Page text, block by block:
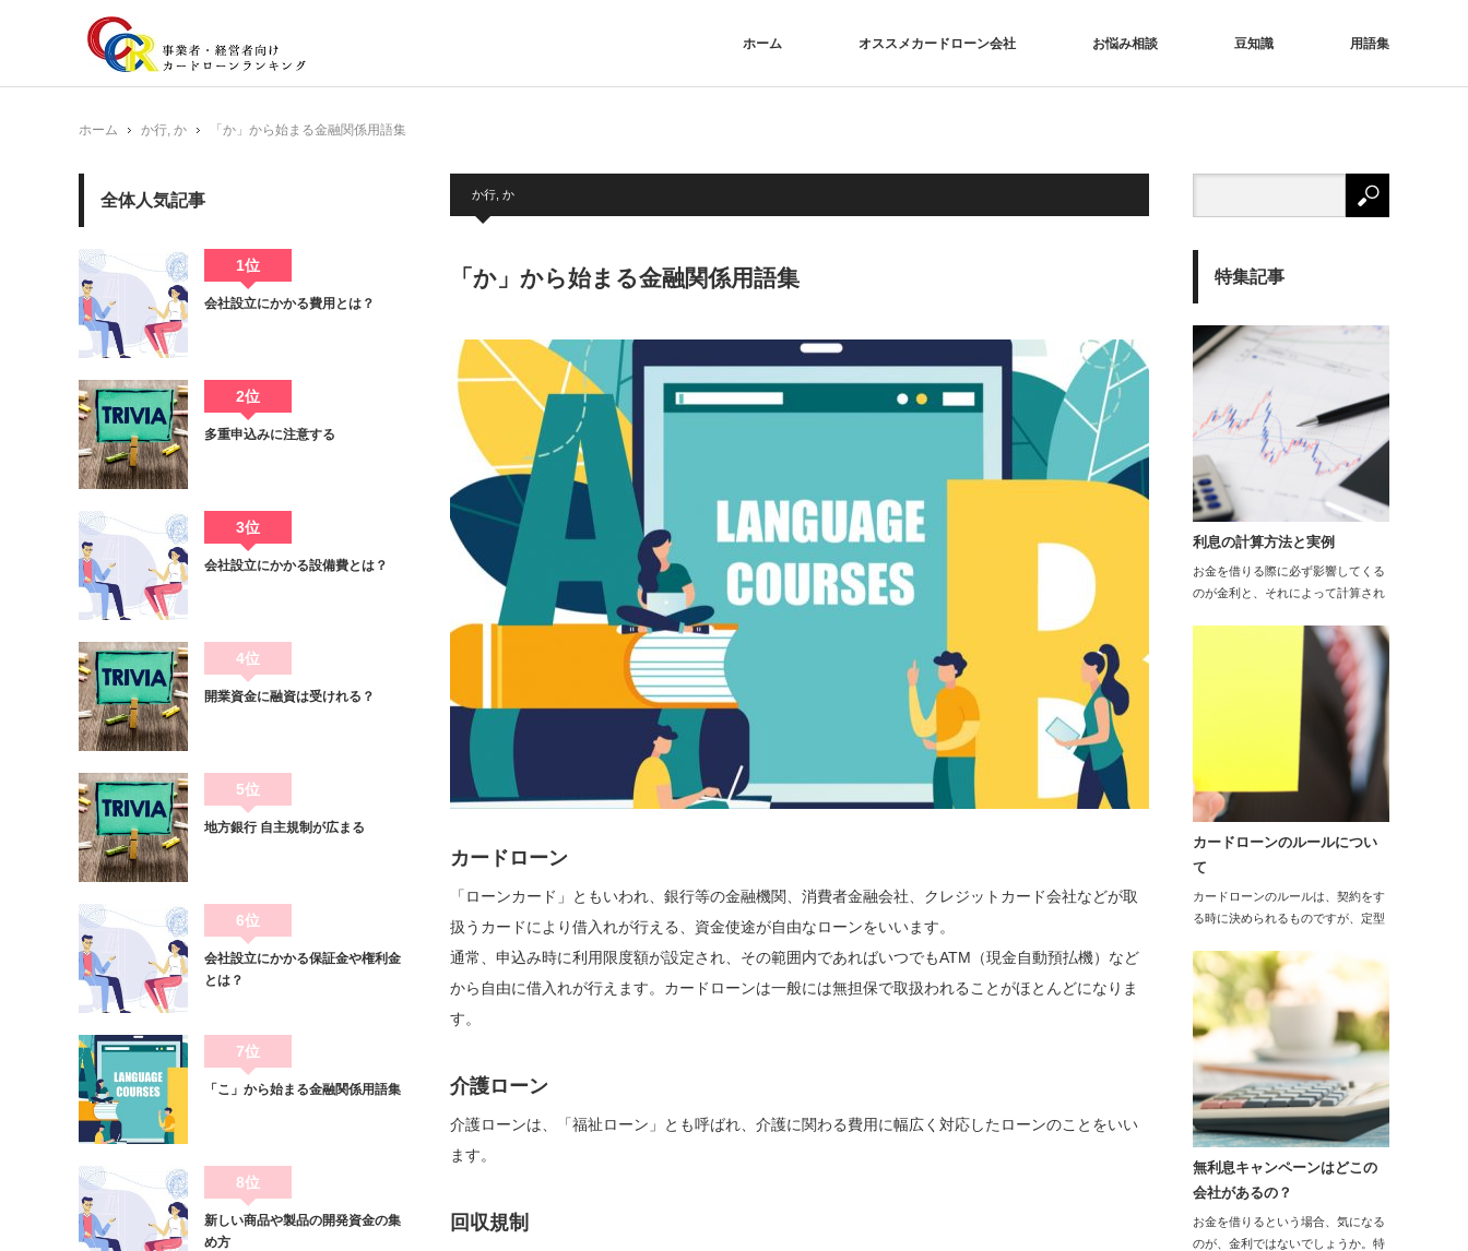
ホーム オススメカードローン会社 お悩み相談 豆知識 用語集
ホーム か行, か 「か」から始まる金融関係用語集
か行 か
「か」から始まる金融関係用語集
カードローン
「ローンカード」ともいわれ、銀行等の金融機関、消費者金融会社、クレジットカード会社などが取
扱うカードにより借入れが行える、資金使途が自由なローンをいいます。
通常、申込み時に利用限度額が設定され、その範囲内であればいつでもATM（現金自動預払機）など
から自由に借入れが行えます。カードローンは一般には無担保で取扱われることがほとんどになりま
す。
介護ローン
介護ローンは、「福祉ローン」とも呼ばれ、介護に関わる費用に幅広く対応したローンのことをいい
ます。
回収規制
全体人気記事
1位
会社設立にかかる費用とは？
2位
多重申込みに注意する
3位
会社設立にかかる設備費とは？
4位
開業資金に融資は受けれる？
5位
地方銀行 自主規制が広まる
6位
会社設立にかかる保証金や権利金
とは？
7位
「こ」から始まる金融関係用語集
8位
新しい商品や製品の開発資金の集
め方
特集記事
利息の計算方法と実例
お金を借りる際に必ず影響してくる
のが金利と、それによって計算され
カードローンのルールについ
て
カードローンのルールは、契約をす
る時に決められるものですが、定型
無利息キャンペーンはどこの
会社があるの？
お金を借りるという場合、気になる
のが、金利ではないでしょうか。特